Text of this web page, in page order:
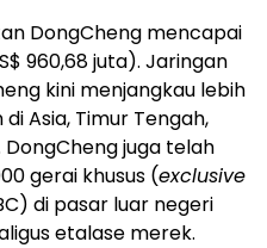
DongCheng mencapai
960,68 juta). Jaringan
kini menjangkau lebih
Asia, Timur Tengah,
juga telah
gerai khusus (exclusive
di pasar luar negeri
etalase merek.